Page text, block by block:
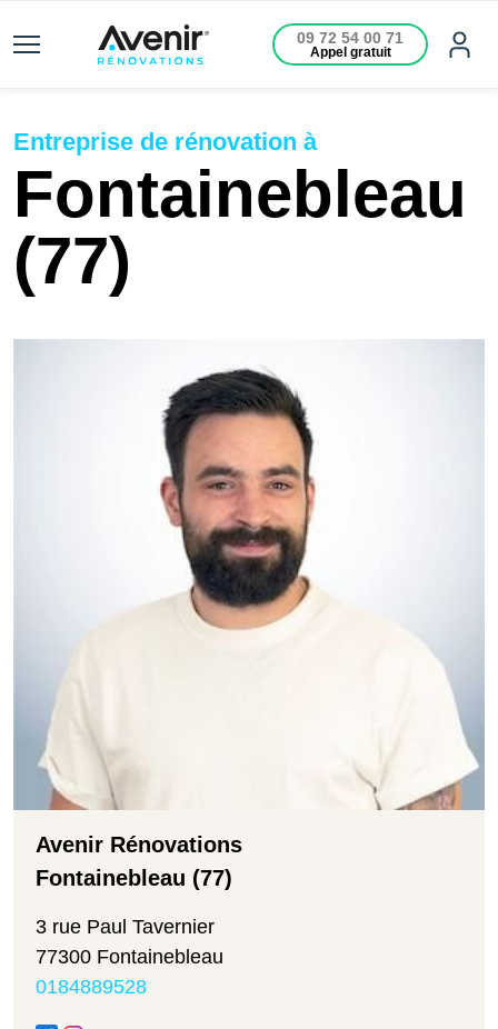
09 72 54 00 71
Appel gratuit
Entreprise de rénovation à
Fontainebleau
(77)
Avenir Rénovations
Fontainebleau (77)
3 rue Paul Tavernier
77300 Fontainebleau
0184889528